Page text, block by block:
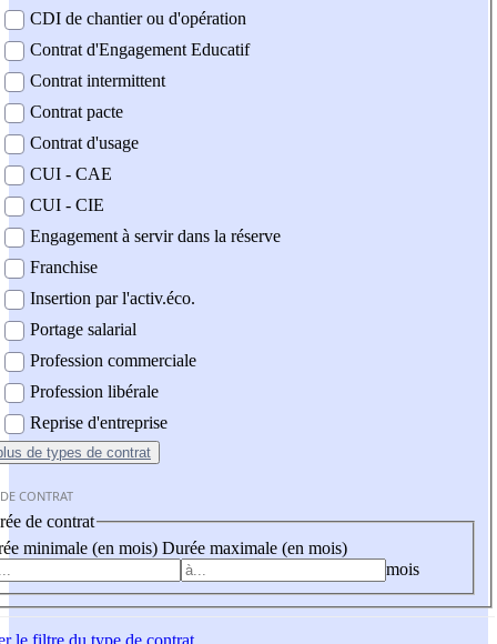
CDI de chantier ou d'opération
Contrat d'Engagement Educatif
Contrat intermittent
Contrat pacte
Contrat d'usage
CUI - CAE
CUI - CIE
Engagement à servir dans la réserve
Franchise
Insertion par l'activ.éco.
Portage salarial
Profession commerciale
Profession libérale
Reprise d'entreprise
de types de contrat
CONTRAT
de contrat
minimale (en mois) Durée maximale (en mois)
mois
le filtre du type de contrat